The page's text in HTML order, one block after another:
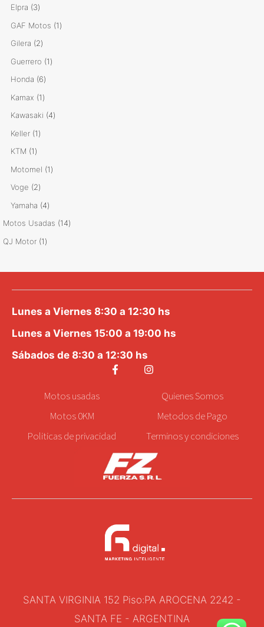
Elpra 33
productos
GAF Motos 11
Gilera 22
productos
Guerrero 11
Honda 66
productos
Kamax 11
producto
Kawasaki 44
Keller 11
KTM 11
producto
Motomel 11
Voge 22
productos
Yamaha 44
productos
Motos Usadas 1414
QJ Motor 11
Lunes a Viernes 8:30 a 12:30 hs
Lunes a Viernes 15:00 a 19:00 hs
Sábados de 8:30 a 12:30 hs
Motosusadas
Motos 0KM
Politicas de privacidad
Quienes Somos
Metodos de Pago
Terminos y condiciones
SANTA VIRGINIA 152 Piso:PA AROCENA 2242 -
SANTA FE - ARGENTINA